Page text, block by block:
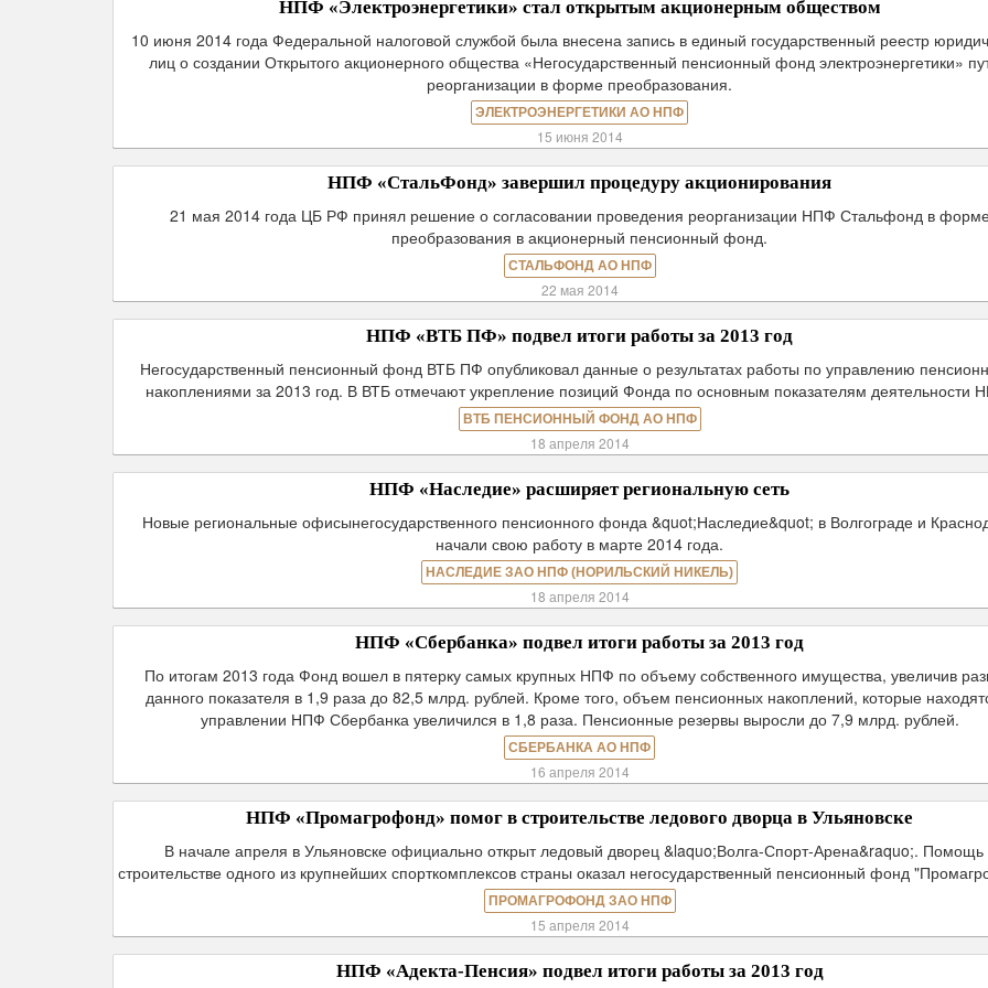
НПФ «Электроэнергетики» стал открытым акционерным обществом
10 июня 2014 года Федеральной налоговой службой была внесена запись в единый государственный реестр
лиц о создании Открытого акционерного общества «Негосударственный пенсионный фонд электроэнергетики»
реорганизации в форме преобразования.
ЭЛЕКТРОЭНЕРГЕТИКИ АО НПФ
15 июня 2014
НПФ «СтальФонд» завершил процедуру акционирования
21 мая 2014 года ЦБ РФ принял решение о согласовании проведения реорганизации НПФ Стальфонд в
преобразования в акционерный пенсионный фонд.
СТАЛЬФОНД АО НПФ
22 мая 2014
НПФ «ВТБ ПФ» подвел итоги работы за 2013 год
Негосударственный пенсионный фонд ВТБ ПФ опубликовал данные о результатах работы по управлению
накоплениями за 2013 год. В ВТБ отмечают укрепление позиций Фонда по основным показателям деятельности
ВТБ ПЕНСИОННЫЙ ФОНД АО НПФ
18 апреля 2014
НПФ «Наследие» расширяет региональную сеть
Новые региональные офисынегосударственного пенсионного фонда &quot;Наследие&quot; в Волгограде и
начали свою работу в марте 2014 года.
НАСЛЕДИЕ ЗАО НПФ (НОРИЛЬСКИЙ НИКЕЛЬ)
18 апреля 2014
НПФ «Сбербанка» подвел итоги работы за 2013 год
По итогам 2013 года Фонд вошел в пятерку самых крупных НПФ по объему собственного имущества, увеличив
данного показателя в 1,9 раза до 82,5 млрд. рублей. Кроме того, объем пенсионных накоплений, которые
управлении НПФ Сбербанка увеличился в 1,8 раза. Пенсионные резервы выросли до 7,9 млрд. рублей.
СБЕРБАНКА АО НПФ
16 апреля 2014
НПФ «Промагрофонд» помог в строительстве ледового дворца в Ульяновске
В начале апреля в Ульяновске официально открыт ледовый дворец &laquo;Волга-Спорт-Арена&raquo;. Помощь
строительстве одного из крупнейших спорткомплексов страны оказал негосударственный пенсионный фонд
ПРОМАГРОФОНД ЗАО НПФ
15 апреля 2014
НПФ «Адекта-Пенсия» подвел итоги работы за 2013 год